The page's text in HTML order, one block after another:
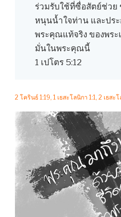
ร่วมรับใช้ที่ซื่อสัตย์ช่วย
หนุนน้ำใจท่าน และปร
พระคุณแท้จริง ของพระ
มั่นในพระคุณนี้
1 เปโตร 5:12
2 โครินธ์ 1:19, 1 เธสะโลนิกา 1:1, 2 เธสะโ